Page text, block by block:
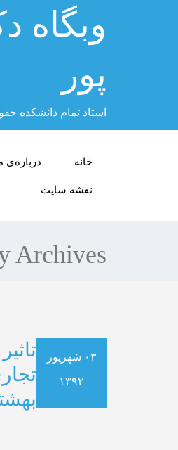
وبگاه
پور
استاد تمام دانشکده
خانه درباره‌ی
نقشه سایت
Archives:
۰۳ شهریور
۱۳۹۲